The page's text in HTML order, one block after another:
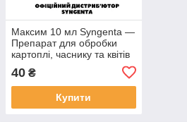
Максим 10 мл Syngenta —
Препарат для обробки
картоплі, часнику та квітів
перед посадкою ОПТ від 4
шт!
40 ₴
Купити